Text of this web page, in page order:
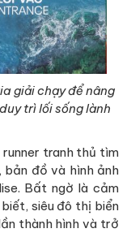
giải chạy để nâng
trì lối sống lành
runner tranh thủ tìm
bản đồ và hình ảnh
Bất ngờ là cảm
siêu đô thị biển
thành hình và trở